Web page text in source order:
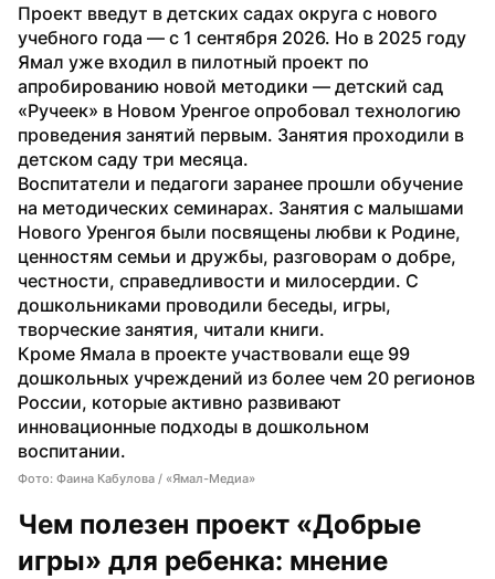
Проект введут в детских садах округа с нового
учебного года — с 1 сентября 2026. Но в 2025 году
Ямал уже входил в пилотный проект по
апробированию новой методики — детский сад
«Ручеек» в Новом Уренгое опробовал технологию
проведения занятий первым. Занятия проходили в
детском саду три месяца.
Воспитатели и педагоги заранее прошли обучение
на методических семинарах. Занятия с малышами
Нового Уренгоя были посвящены любви к Родине,
ценностям семьи и дружбы, разговорам о добре,
честности, справедливости и милосердии. С
дошкольниками проводили беседы, игры,
творческие занятия, читали книги.
Кроме Ямала в проекте участвовали еще 99
дошкольных учреждений из более чем 20 регионов
России, которые активно развивают
инновационные подходы в дошкольном
воспитании.
Фото: Фаина Кабулова / «Ямал-Медиа»
Чем полезен проект «Добрые
игры» для ребенка: мнение